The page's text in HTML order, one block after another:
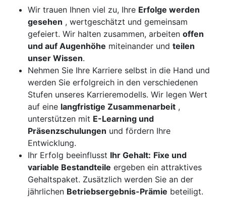
Wir trauen Ihnen viel zu, Ihre Erfolge werden
gesehen , wertgeschätzt und gemeinsam
gefeiert. Wir halten zusammen, arbeiten offen
und auf Augenhöhe miteinander und teilen
unser Wissen.
Nehmen Sie Ihre Karriere selbst in die Hand und
werden Sie erfolgreich in den verschiedenen
Stufen unseres Karrieremodells. Wir legen Wert
auf eine langfristige Zusammenarbeit ,
unterstützen mit E-Learning und
Präsenzschulungen und fördern Ihre
Entwicklung.
Ihr Erfolg beeinflusst Ihr Gehalt: Fixe und
variable Bestandteile ergeben ein attraktives
Gehaltspaket. Zusätzlich werden Sie an der
jährlichen Betriebsergebnis-Prämie beteiligt.